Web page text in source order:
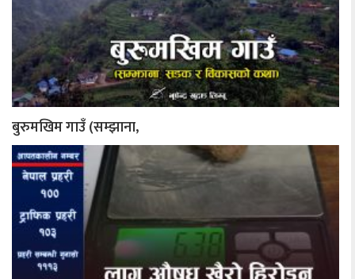
बुरुमखिम गाउँ (सम्झाना,